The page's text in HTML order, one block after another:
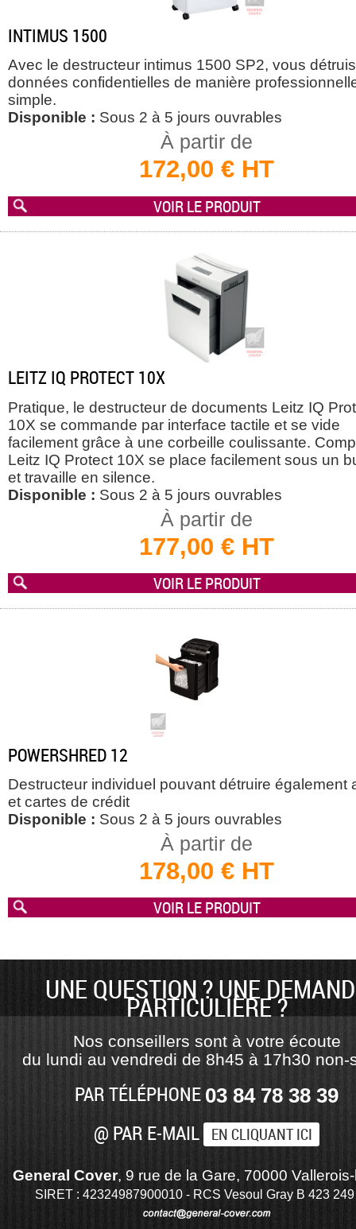
INTIMUS 1500
Avec le destructeur intimus 1500 SP2, vous
données confidentielles de manière
simple.
Disponible : Sous 2 à 5 jours ouvrables
À partir de
172,00 € HT
VOIR LE PRODUIT
LEITZ IQ PROTECT 10X
Pratique, le destructeur de documents Leitz IQ
10X se commande par interface tactile et se vide
facilement grâce à une corbeille coulissante.
Leitz IQ Protect 10X se place facilement sous un
et travaille en silence.
Disponible : Sous 2 à 5 jours ouvrables
À partir de
177,00 € HT
VOIR LE PRODUIT
POWERSHRED 12
Destructeur individuel pouvant détruire également
et cartes de crédit
Disponible : Sous 2 à 5 jours ouvrables
À partir de
178,00 € HT
VOIR LE PRODUIT
UNE QUESTION ? UNE
PARTICULIÈRE ?
Nos conseillers sont à votre écoute
du lundi au vendredi de 8h45 à 17h30 non-
PAR TÉLÉPHONE 03 84 78 38 39
@ PAR E-MAIL EN CLIQUANT ICI
General Cover, 9 rue de la Gare, 70000
SIRET : 42324987900010 - RCS Vesoul Gray B 423